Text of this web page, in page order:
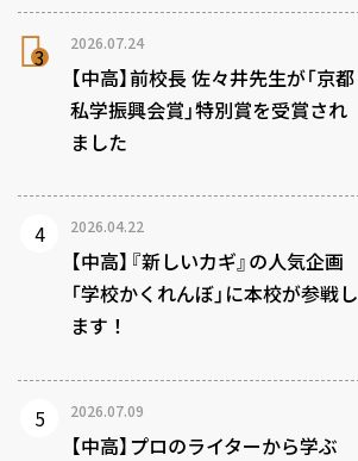
2026.07.24
【中高】前校長 佐々井先生が「京都
私学振興会賞」特別賞を受賞され
ました
2026.04.22
【中高】『新しいカギ』の人気企画
「学校かくれんぼ」に本校が参戦し
ます！
2026.07.09
【中高】プロのライターから学ぶ